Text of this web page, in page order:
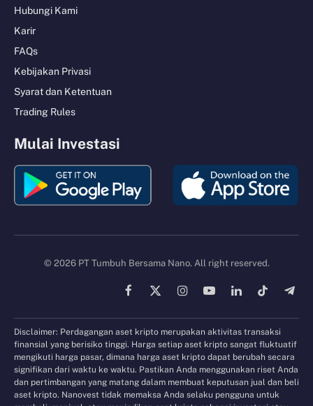
Hubungi Kami
Karir
FAQs
Kebijakan Privasi
Syarat dan Ketentuan
Trading Rules
Mulai Investasi
© 2026 PT Tumbuh Bersama Nano. All right reserved.
Facebook
X
InstagramYouTubeLinkedInTikTok
Disclaimer: Perdagangan aset kripto merupakan aktivitas transaksi
finansial yang berisiko tinggi. Harga setiap aset kripto sangat fluktuatif
mengikuti harga pasar, dimana harga aset kripto dapat berubah secara
signifikan dari waktu ke waktu. Pastikan Anda menggunakan riset Anda
dan pertimbangan yang matang dalam membuat keputusan jual dan beli
aset kripto. Nanovest tidak memaksa Anda selaku pengguna untuk